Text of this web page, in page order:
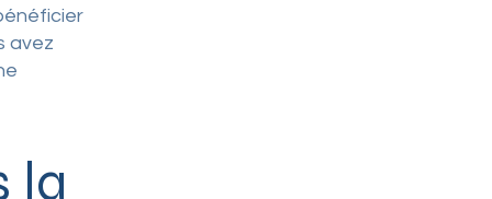
avez
la